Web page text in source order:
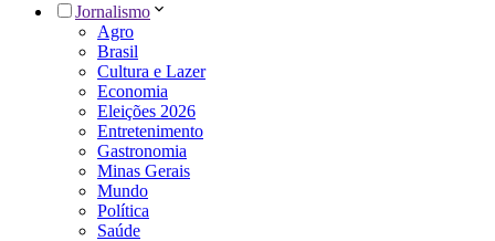
Jornalismo
Agro
Brasil
Cultura e Lazer
Economia
Eleições 2026
Entretenimento
Gastronomia
Minas Gerais
Mundo
Política
Saúde